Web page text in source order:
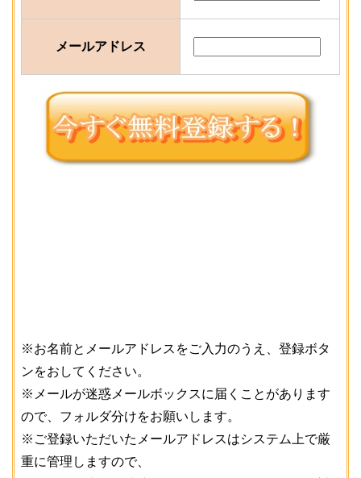
メールアドレス
※お名前とメールアドレスをご入力のうえ、登録ボタ
ンをおしてください。
※メールが迷惑メールボックスに届くことがあります
ので、フォルダ分けをお願いします。
※ご登録いただいたメールアドレスはシステム上で厳
重に管理しますので、